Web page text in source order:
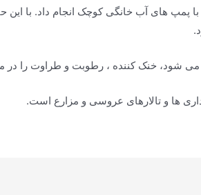
را می توان بدون پمپ با فشار آب اصلی (2 بار) یا با پمپ های
می شود، خنک کننده ، رطوبت و طراوت را
ها و تالارهای عروسی و مزارع است.